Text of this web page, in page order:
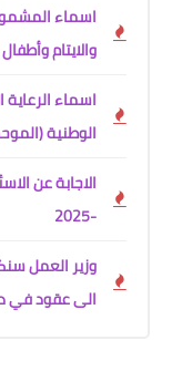
اسماء
والايتام
اسماء
الوطنية
-2025
وزير العمل
الى عقود في